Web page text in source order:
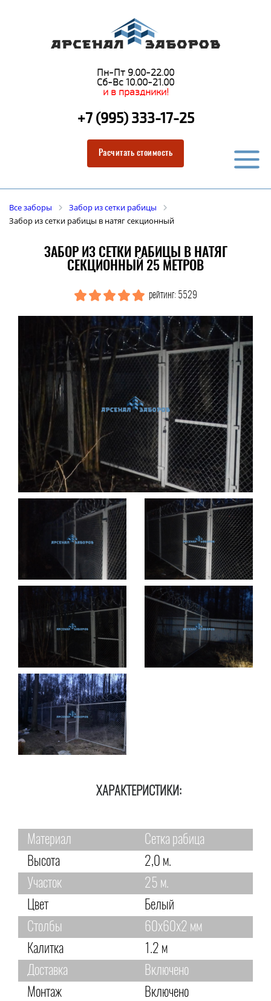
Пн-Пт 9.00-22.00
Сб-Вс 10.00-21.00
и в праздники!
+7 (995) 333-17-25
Расчитать стоимость
Все заборы
Забор из сетки рабицы
Забор из сетки рабицы в натяг секционный
ЗАБОР ИЗ СЕТКИ РАБИЦЫ В НАТЯГ
СЕКЦИОННЫЙ 25 МЕТРОВ
рейтинг: 5529
ХАРАКТЕРИСТИКИ:
Материал
Сетка рабица
Высота
2,0 м.
Участок
25 м.
Цвет
Белый
Столбы
60х60х2 мм
Калитка
1.2 м
Доставка
Включено
Монтаж
Включено